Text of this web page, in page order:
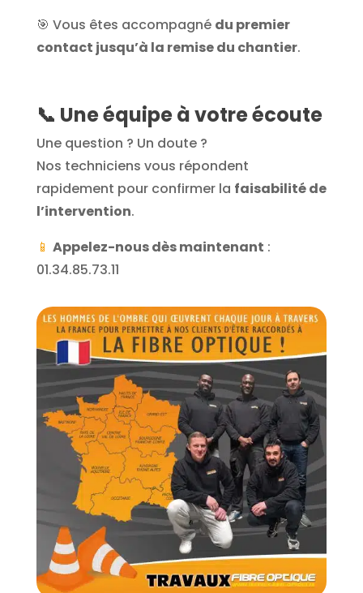
🎯 Vous êtes accompagné du premier
contact jusqu’à la remise du chantier.
📞 Une équipe à votre écoute
Une question ? Un doute ?
Nos techniciens vous répondent
rapidement pour confirmer la faisabilité de
l’intervention.
📱 Appelez-nous dès maintenant :
01.34.85.73.11